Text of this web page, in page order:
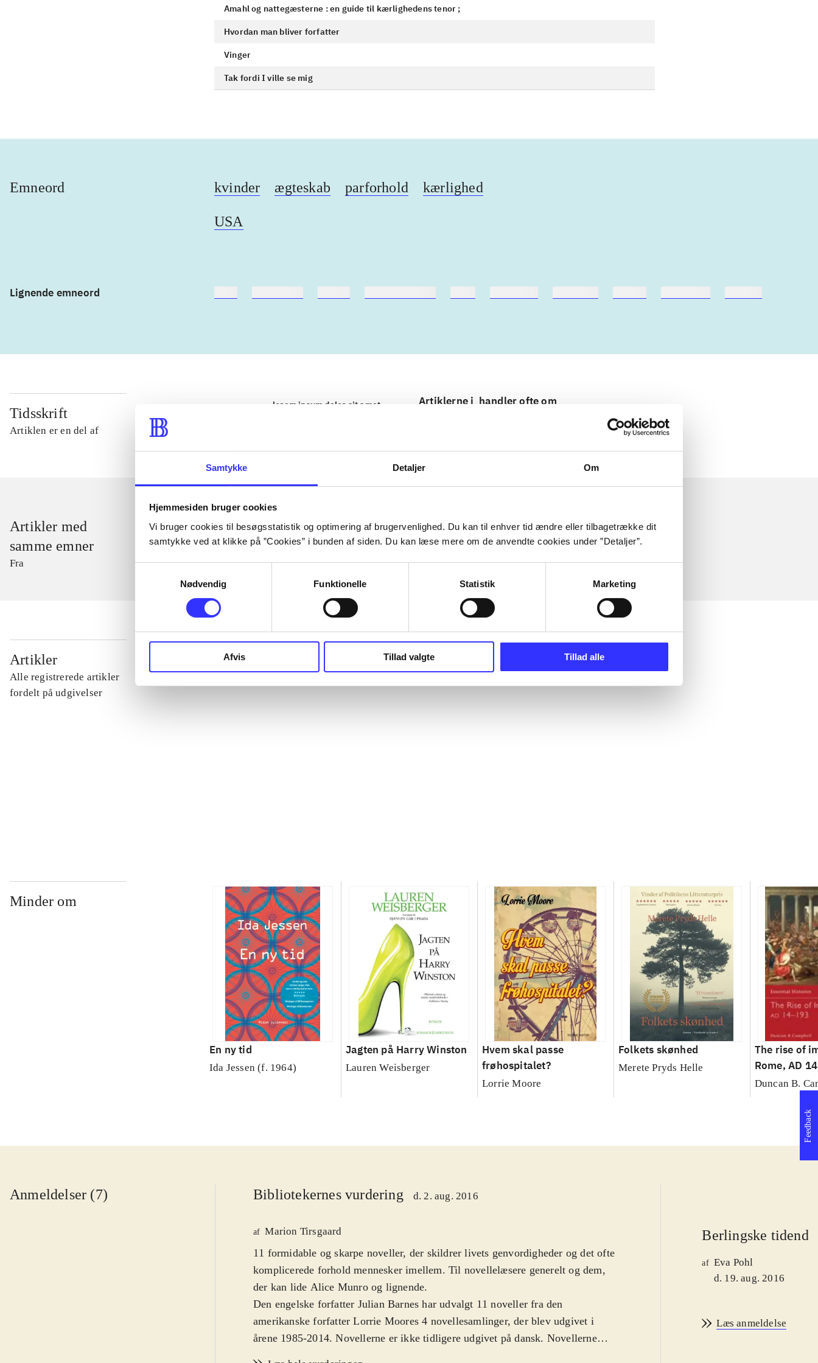
Samtykke Detaljer Om
Hjemmesiden bruger cookies
Vi bruger cookies til besøgsstatistik og optimering af brugervenlighed. Du kan til enhver tid ændre eller tilbagetrække dit
samtykke ved at klikke på ”Cookies” i bunden af siden. Du kan læse mere om de anvendte cookies under ”Detaljer”.
Nødvendig
Funktionelle Statistik Marketing
Afvis Tillad valgte Tillad alle
Amahl og nattegæsterne : en guide til kærlighedens tenor ;
Hvordan man bliver forfatter
Vinger
Tak fordi I ville se mig
Emneord kvinder ægteskab parforhold kærlighed
USA
Lignende emneord
Tidsskrift
Artiklen er en del af
lorem ipsum dolor sit amet ... Artiklerne i handler ofte om
Artikler med
samme emner
Fra
Artikler
Alle registrerede artikler
fordelt på udgivelser
Minder om
En ny tid
Ida Jessen (f. 1964)
Jagten på Harry Winston
Lauren Weisberger
Hvem skal passe
frøhospitalet?
Lorrie Moore
Folkets skønhed
Merete Pryds Helle
The rise of
Rome, AD
Duncan B.
Anmeldelser (7) Bibliotekernes vurdering d. 2. aug. 2016
af Marion Tirsgaard
11 formidable og skarpe noveller, der skildrer livets genvordigheder og det ofte
komplicerede forhold mennesker imellem. Til novellelæsere generelt og dem,
der kan lide Alice Munro og lignende.
Den engelske forfatter Julian Barnes har udvalgt 11 noveller fra den
amerikanske forfatter Lorrie Moores 4 novellesamlinger, der blev udgivet i
årene 1985-2014. Novellerne er ikke tidligere udgivet på dansk. Novellerne
Berlingske tidende
af Eva Pohl
d. 19. aug. 2016
Læs anmeldelse
Feedback